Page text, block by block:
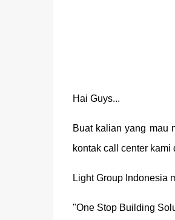
Hai Guys...
Buat kalian yang mau
kontak call center
Light Group Indonesia
"One Stop Building